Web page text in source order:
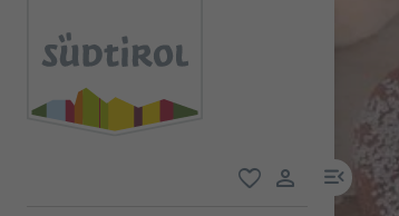
link
link